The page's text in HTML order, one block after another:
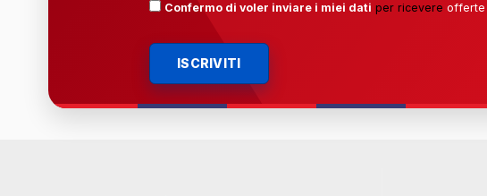
Confermo di voler inviare i miei dati per ricevere offerte
ISCRIVITI